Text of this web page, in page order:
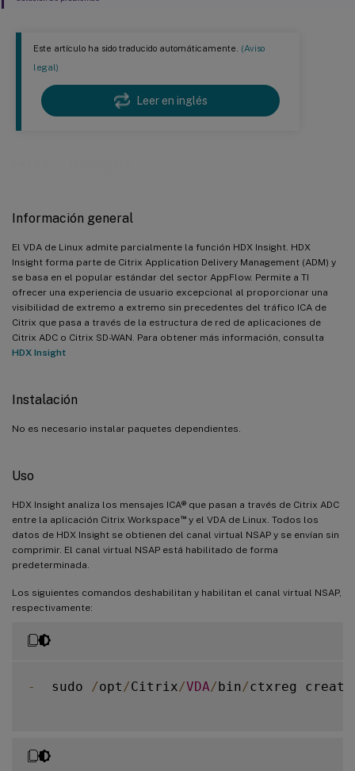
Este artículo ha sido traducido automáticamente. (Aviso
legal)
Leer en inglés
Información general
El VDA de Linux admite parcialmente la función HDX Insight. HDX
Insight forma parte de Citrix Application Delivery Management (ADM) y
se basa en el popular estándar del sector AppFlow. Permite a TI
ofrecer una experiencia de usuario excepcional al proporcionar una
visibilidad de extremo a extremo sin precedentes del tráfico ICA de
Citrix que pasa a través de la estructura de red de aplicaciones de
Citrix ADC o Citrix SD-WAN. Para obtener más información, consulta
HDX Insight
Instalación
No es necesario instalar paquetes dependientes.
Uso
HDX Insight analiza los mensajes ICA® que pasan a través de Citrix ADC
entre la aplicación Citrix Workspace™y el VDA de Linux. Todos los
datos de HDX Insight se obtienen del canal virtual NSAP y se envían sin
comprimir. El canal virtual NSAP está habilitado de forma
predeterminada.
Los siguientes comandos deshabilitan y habilitan el canal virtual NSAP,
respectivamente:
-
  sudo
/opt /Citrix/VDA/bin/ctxreg